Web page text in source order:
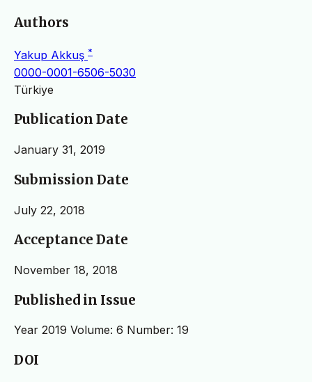
Authors
Yakup Akkuş *
0000-0001-6506-5030
Türkiye
Publication Date
January 31, 2019
Submission Date
July 22, 2018
Acceptance Date
November 18, 2018
Published in Issue
Year 2019 Volume: 6 Number: 19
DOI